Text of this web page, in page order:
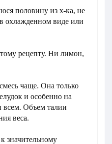
половину из х-ка, не
в охлажденном виде или
рецепту. Ни лимон,
чаще. Она только
и особенно на
всем. Объем талии
веса.
значительному